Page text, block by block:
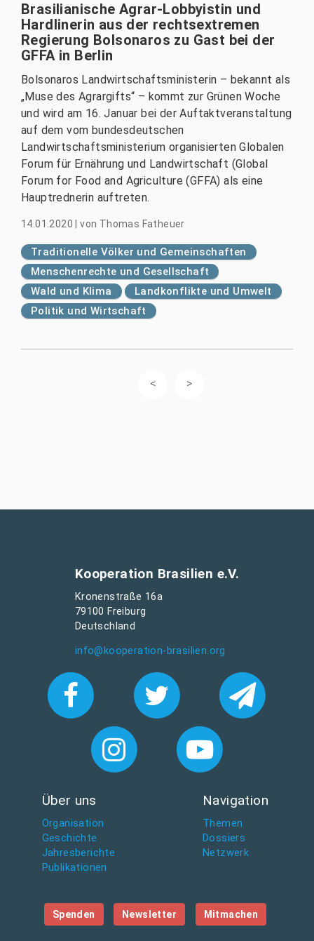
Brasilianische Agrar-Lobbyistin und
Hardlinerin aus der rechtsextremen
Regierung Bolsonaros zu Gast bei der
GFFA in Berlin
Bolsonaros Landwirtschaftsministerin – bekannt als
„Muse des Agrargifts“ – kommt zur Grünen Woche
und wird am 16. Januar bei der Auftaktveranstaltung
auf dem vom bundesdeutschen
Landwirtschaftsministerium organisierten Globalen
Forum für Ernährung und Landwirtschaft (Global
Forum for Food and Agriculture (GFFA) als eine
Hauptrednerin auftreten.
14.01.2020 |von Thomas Fatheuer
Traditionelle Völker und Gemeinschaften
Menschenrechte und Gesellschaft
Wald und Klima
Landkonflikte und Umwelt
Politik und Wirtschaft
Kooperation Brasilien e.V.
Kronenstraße 16a
79100 Freiburg
Deutschland
info@kooperation-brasilien.org
Über uns
Organisation
Geschichte
Jahresberichte
Publikationen
Navigation
Themen
Dossiers
Netzwerk
Spenden Newsletter Mitmachen